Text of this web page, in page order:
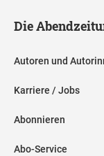
Die
Autoren und
Karriere / Jobs
Abonnieren
Abo-Service